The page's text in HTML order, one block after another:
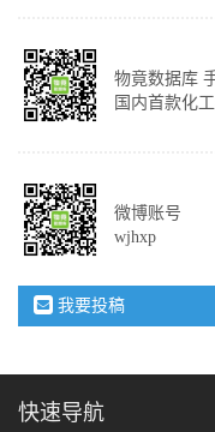
物竟数据库
国内首款化
微博账号
wjhxp
我要投稿
快速导航